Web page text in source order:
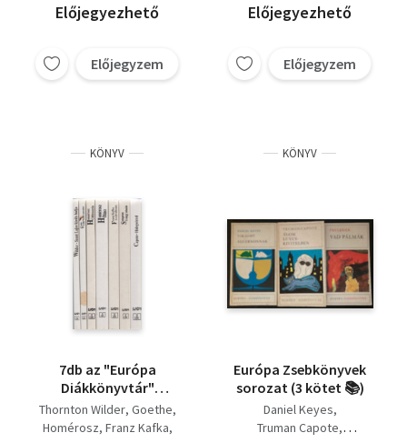
Előjegyezhető
Előjegyzem
Előjegyezhető
Előjegyzem
KÖNYV
7db az "Európa
Diákkönyvtár"
sorozatból - Wilder:
Szent Lajos király
Thornton Wilder Goethe
Homérosz Franz Kafka
KÖNYV
Európa Zsebkönyvek
sorozat (3 kötet 📚)
Daniel Keyes
Truman Capote